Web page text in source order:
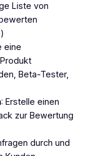
Liste von
eine
Beta-Tester,
: Erstelle einen
zur Bewertung
durch und